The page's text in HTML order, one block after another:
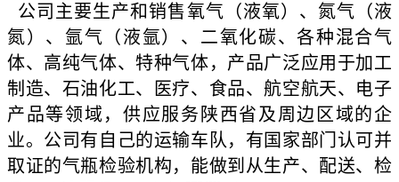
公司主要生产和销售氧气（液氧）、氮气（液
氮）、氩气（液氩）、二氧化碳、各种混合气
体、高纯气体、特种气体，产品广泛应用于加工
制造、石油化工、医疗、食品、航空航天、电子
产品等领域，供应服务陕西省及周边区域的企
业。公司有自己的运输车队，有国家部门认可并
取证的气瓶检验机构，能做到从生产、配送、检